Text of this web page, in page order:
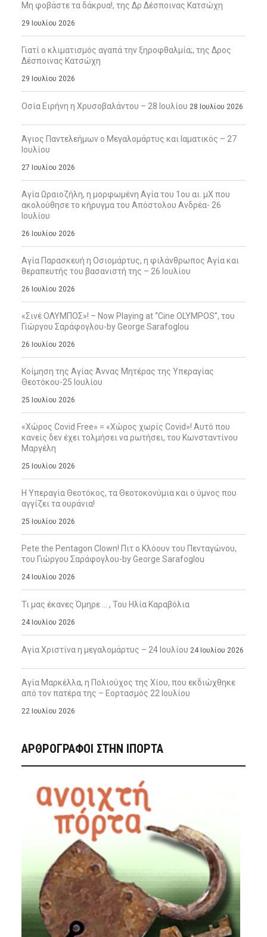
Μη φοβάστε τα δάκρυα!, της Δρ Δέσποινας Κατσώχη
29 Ιουλίου 2026
Γιατί ο κλιματισμός αγαπά την ξηροφθαλμία;, της Δρος
Δέσποινας Κατσώχη
29 Ιουλίου 2026
Οσία Ειρήνη η Χρυσοβαλάντου – 28 Ιουλίου 28 Ιουλίου 2026
Άγιος Παντελεήμων ο Μεγαλομάρτυς και Ιαματικός – 27
Ιουλίου
27 Ιουλίου 2026
Αγία Ωραιοζήλη, η μορφωμένη Αγία του 1ου αι. μΧ που
ακολούθησε το κήρυγμα του Απόστολου Ανδρέα- 26
Ιουλίου
26 Ιουλίου 2026
Αγία Παρασκευή η Οσιομάρτυς, η φιλάνθρωπος Αγία και
θεραπευτής του βασανιστή της – 26 Ιουλίου
26 Ιουλίου 2026
«Σινέ ΟΛΥΜΠΟΣ»! – Now Playing at “Cine OLYMPOS”, του
Γιώργου Σαράφογλου-by George Sarafoglou
26 Ιουλίου 2026
Κοίμηση της Αγίας Άννας Μητέρας της Υπεραγίας
Θεοτόκου-25 Ιουλίου
25 Ιουλίου 2026
«Χώρος Covid Free» = «Χώρος χωρίς Covid»! Αυτό που
κανείς δεν έχει τολμήσει να ρωτήσει, του Κωνσταντίνου
Μαργέλη
25 Ιουλίου 2026
Η Υπεραγία Θεοτόκος, τα Θεοτοκονύμια και ο ύμνος που
αγγίζει τα ουράνια!
25 Ιουλίου 2026
Pete the Pentagon Clown! Πιτ ο Κλόουν του Πενταγώνου,
του Γιώργου Σαράφογλου-by George Sarafoglou
24 Ιουλίου 2026
Τι μας έκανες Όμηρε … , Του Ηλία Καραβόλια
24 Ιουλίου 2026
Αγία Χριστίνα η μεγαλομάρτυς – 24 Ιουλίου 24 Ιουλίου 2026
Αγία Μαρκέλλα, η Πολιούχος της Χίου, που εκδιώχθηκε
από τον πατέρα της – Εορτασμός 22 Ιουλίου
22 Ιουλίου 2026
ΑΡΘΡΟΓΡΑΦΟΙ ΣΤΗΝ IΠΟΡΤΑ